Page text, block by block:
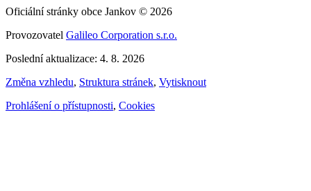
Oficiální stránky obce Jankov © 2026
Provozovatel Galileo Corporation s.r.o.
Poslední aktualizace: 4. 8. 2026
Změna vzhledu, Struktura stránek, Vytisknout
Prohlášení o přístupnosti, Cookies